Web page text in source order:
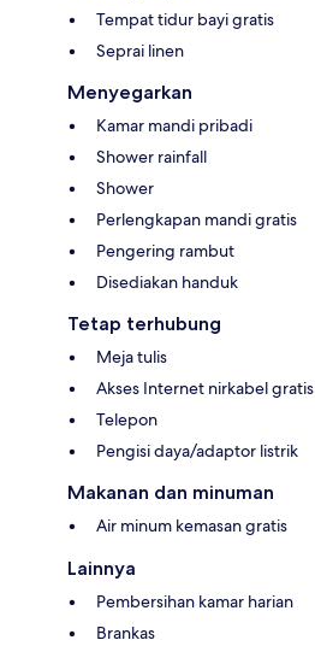
Tempat tidur bayi gratis
Seprai linen
Menyegarkan
Kamar mandi pribadi
Shower rainfall
Shower
Perlengkapan mandi gratis
Pengering rambut
Disediakan handuk
Tetap terhubung
Meja tulis
Akses Internet nirkabel gratis
Telepon
Pengisi daya/adaptor listrik
Makanan dan minuman
Air minum kemasan gratis
Lainnya
Pembersihan kamar harian
Brankas